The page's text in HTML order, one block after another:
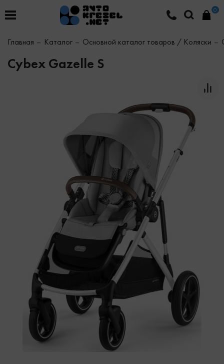
0
Главная Каталог Основной каталог товаров / Коляски
Cybex Gazelle S